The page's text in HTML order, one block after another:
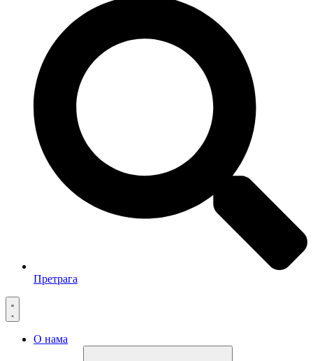
Претрага
О нама